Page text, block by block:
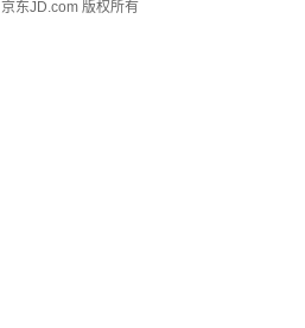
京东JD.com 版权所有